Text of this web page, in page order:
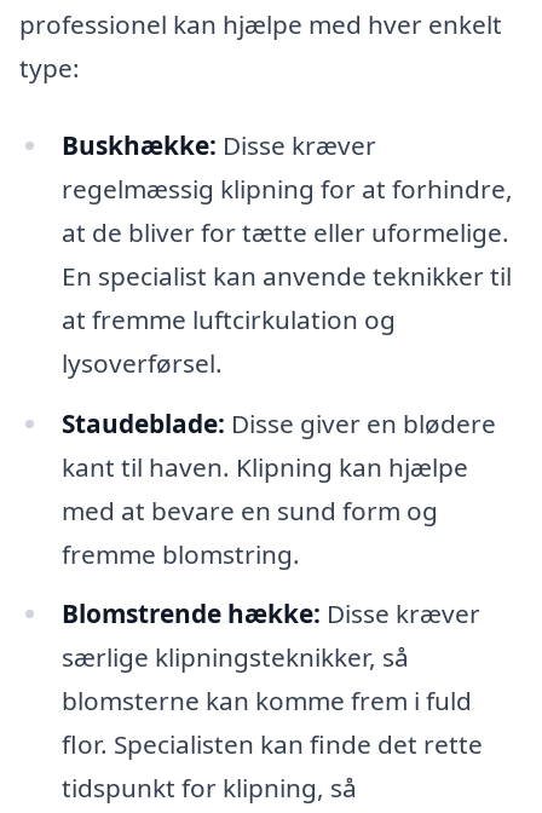
professionel kan hjælpe med hver enkelt
type:
Buskhække: Disse kræver
regelmæssig klipning for at forhindre,
at de bliver for tætte eller uformelige.
En specialist kan anvende teknikker til
at fremme luftcirkulation og
lysoverførsel.
Staudeblade: Disse giver en blødere
kant til haven. Klipning kan hjælpe
med at bevare en sund form og
fremme blomstring.
Blomstrende hække: Disse kræver
særlige klipningsteknikker, så
blomsterne kan komme frem i fuld
flor. Specialisten kan finde det rette
tidspunkt for klipning, så